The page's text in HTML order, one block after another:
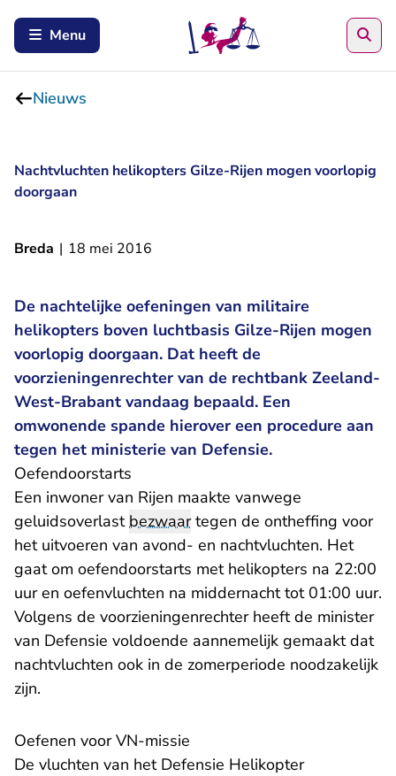
Menu
Nieuws
Nachtvluchten helikopters Gilze-Rijen mogen voorlopig
doorgaan
Breda | 18 mei 2016
De nachtelijke oefeningen van militaire
helikopters boven luchtbasis Gilze-Rijen mogen
voorlopig doorgaan. Dat heeft de
voorzieningenrechter van de rechtbank Zeeland-
West-Brabant vandaag bepaald. Een
omwonende spande hierover een procedure aan
tegen het ministerie van Defensie.
Oefendoorstarts
Een inwoner van Rijen maakte vanwege
geluidsoverlastbezwaartegen de ontheffing voor
het uitvoeren van avond- en nachtvluchten. Het
gaat om oefendoorstarts met helikopters na 22:00
uur en oefenvluchten na middernacht tot 01:00 uur.
Volgens de voorzieningenrechter heeft de minister
van Defensie voldoende aannemelijk gemaakt dat
nachtvluchten ook in de zomerperiode noodzakelijk
zijn.
Oefenen voor VN-missie
De vluchten van het Defensie Helikopter